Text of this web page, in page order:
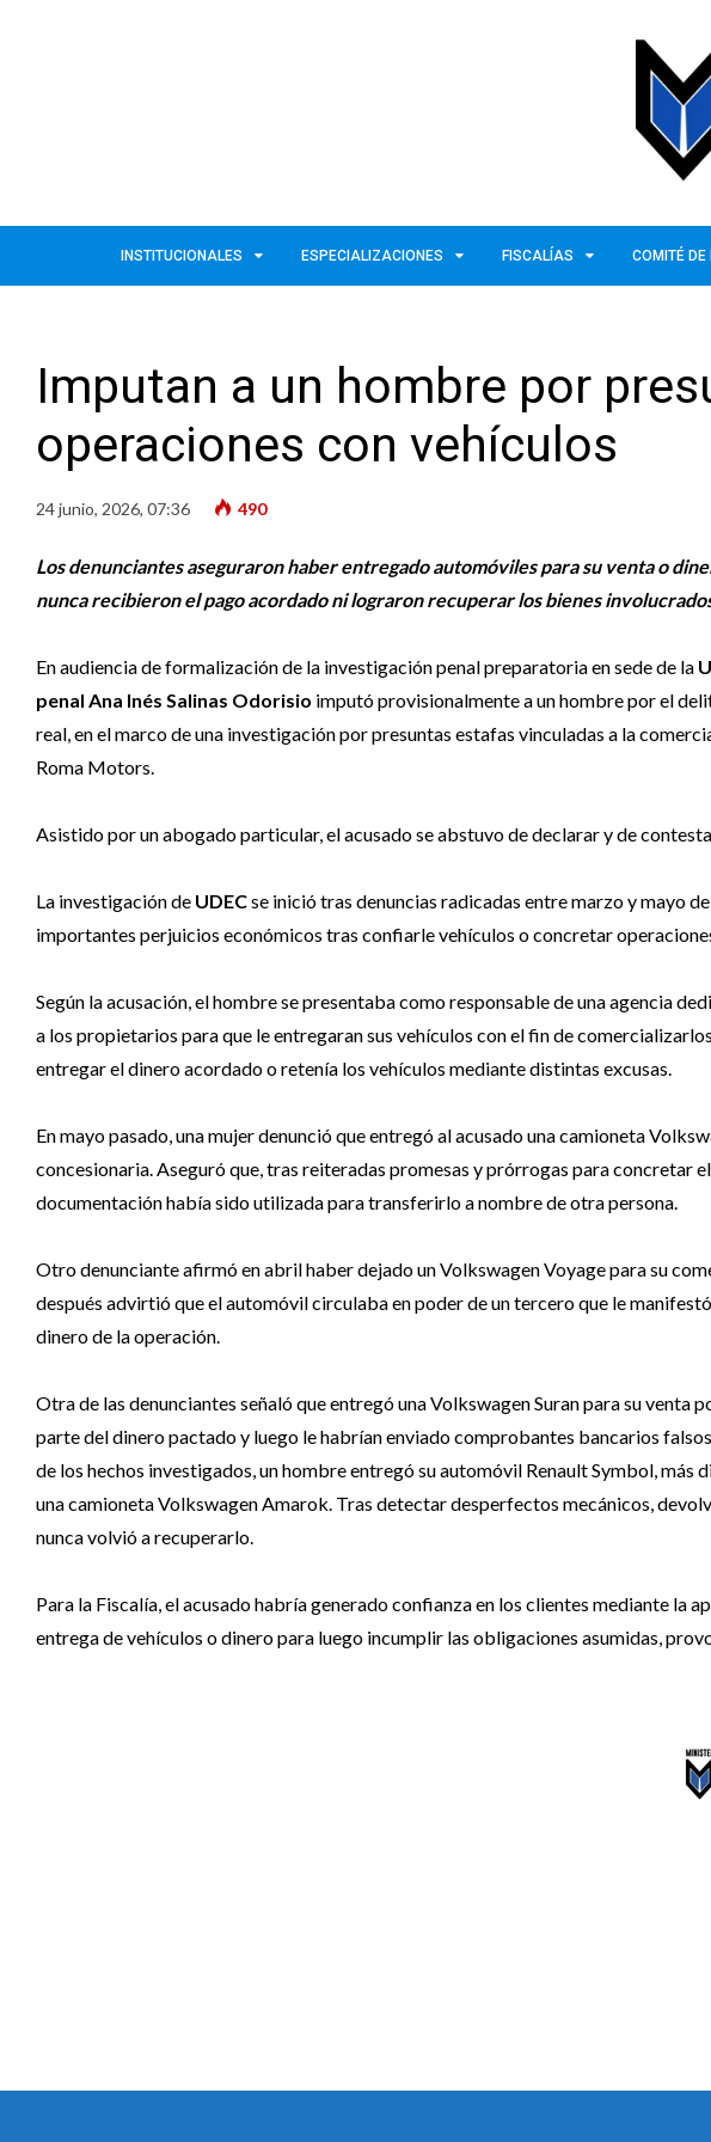
INSTITUCIONALES ESPECIALIZACIONES FISCALÍAS COMITÉ DE
Imputan a un hombre por
operaciones con vehículos
24 junio, 2026, 07:36 490
Los denunciantes aseguraron haber entregado automóviles para su venta o
nunca recibieron el pago acordado ni lograron recuperar los bienes
En audiencia de formalización de la investigación penal preparatoria en sede de la
penal Ana Inés Salinas Odorisio imputó provisionalmente a un hombre por el
real, en el marco de una investigación por presuntas estafas vinculadas a la
Roma Motors.
Asistido por un abogado particular, el acusado se abstuvo de declarar y de
La investigación de UDECse inició tras denuncias radicadas entre marzo y mayo
importantes perjuicios económicos tras confiarle vehículos o concretar
Según la acusación, el hombre se presentaba como responsable de una agencia
a los propietarios para que le entregaran sus vehículos con el fin de
entregar el dinero acordado o retenía los vehículos mediante distintas excusas.
En mayo pasado, una mujer denunció que entregó al acusado una camioneta
concesionaria. Aseguró que, tras reiteradas promesas y prórrogas para concretar
documentación había sido utilizada para transferirlo a nombre de otra persona.
Otro denunciante afirmó en abril haber dejado un Volkswagen Voyage para su
después advirtió que el automóvil circulaba en poder de un tercero que le
dinero de la operación.
Otra de las denunciantes señaló que entregó una Volkswagen Suran para su venta
parte del dinero pactado y luego le habrían enviado comprobantes bancarios
de los hechos investigados, un hombre entregó su automóvil Renault Symbol,
una camioneta Volkswagen Amarok. Tras detectar desperfectos mecánicos,
nunca volvió a recuperarlo.
Para la Fiscalía, el acusado habría generado confianza en los clientes mediante la
entrega de vehículos o dinero para luego incumplir las obligaciones asumidas,